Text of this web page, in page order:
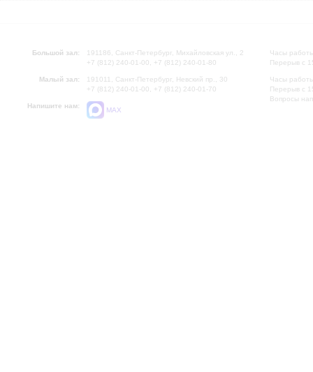
Большой зал:
191186, Санкт-Петербург, Михайловская ул., 2
+7 (812) 240-01-00, +7 (812) 240-01-80
Малый зал:
191011, Санкт-Петербург, Невский пр., 30
+7 (812) 240-01-00, +7 (812) 240-01-70
Напишите нам:
MAX
Часы
Перерыв с
Часы
Перерыв с
Вопросы